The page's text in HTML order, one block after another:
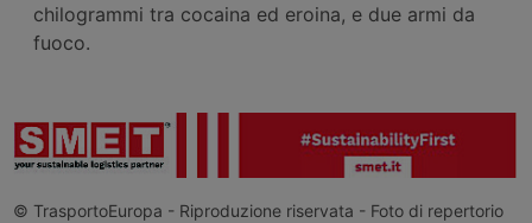
chilogrammi tra cocaina ed eroina, e due armi da
fuoco.
© TrasportoEuropa - Riproduzione riservata - Foto di repertorio